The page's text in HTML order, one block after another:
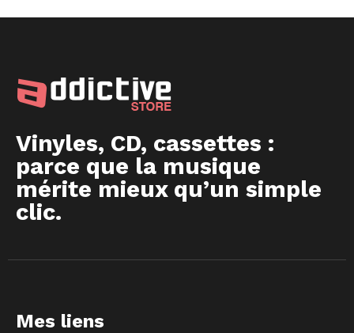
Vinyles, CD, cassettes :
parce que la musique
mérite mieux qu’un simple
clic.
Mes liens